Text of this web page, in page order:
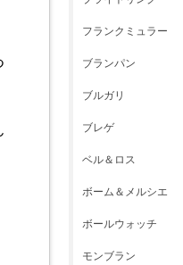
フランクミュラー
ブランパン
ブルガリ
ブレゲ
ベル＆ロス
ボーム＆メルシエ
ボールウォッチ
モンブラン